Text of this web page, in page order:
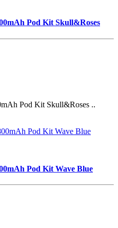
Pod Kit Skull&Roses
Pod Kit Skull&Roses ..
Pod Kit Wave Blue